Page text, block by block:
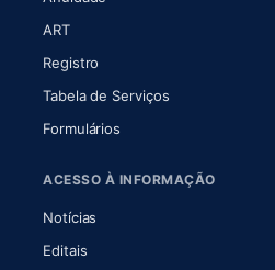
em nova aba)
ART(abre em nova aba)
Registro
Tabela de Serviços
Formulários
ACESSO À INFORMAÇÃO
Notícias
Editais